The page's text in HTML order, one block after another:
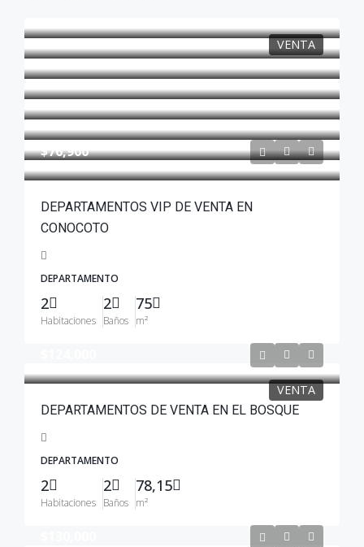
VENTA
$76,900
DEPARTAMENTOS VIP DE VENTA EN
CONOCOTO
DEPARTAMENTO
2
Habitaciones
2
Baños
75
m²
VENTA
DEPARTAMENTOS DE VENTA EN EL BOSQUE
DEPARTAMENTO
2
Habitaciones
2
Baños
78,15
m²